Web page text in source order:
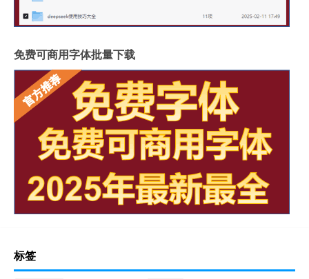
免费可商用字体批量下载
标签